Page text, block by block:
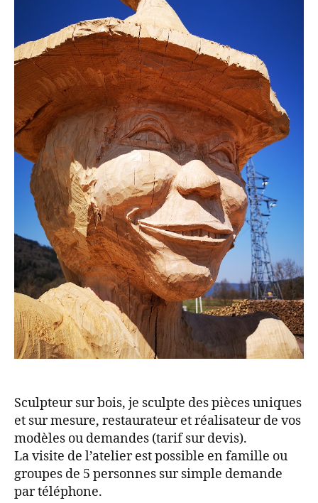
Sculpteur sur bois, je sculpte des pièces uniques
et sur mesure, restaurateur et réalisateur de vos
modèles ou demandes (tarif sur devis).
La visite de l’atelier est possible en famille ou
groupes de 5 personnes sur simple demande
par téléphone.